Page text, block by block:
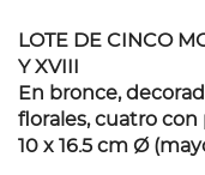
LOTE DE CINCO
Y XVIII
En bronce,
florales, cuatro con
10 x 16.5 cm Ø